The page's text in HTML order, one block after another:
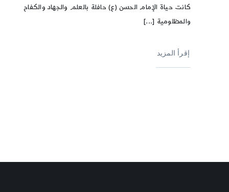
كانت حياة الإمام الحسن (ع) حافلة بالعلم والجهاد والكفاح
والمظلومية [...]
إقرأ المزيد